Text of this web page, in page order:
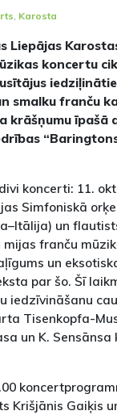
, Karosta
Liepājas
koncertu
smalku franču
krāšņumu īpašā
koncerti: 11.
Simfoniskā
un
franču
un
par šo. Šī
iedzīvināšanu
Tisenkopfa-
un K.
Krišjānis Gaiķis